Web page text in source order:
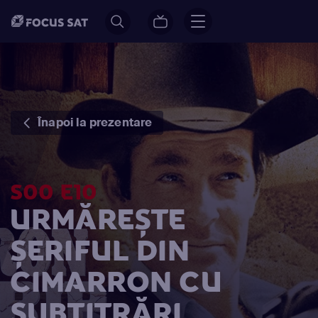
Înapoi la prezentare
S00 E10
URMĂREȘTE
ȘERIFUL DIN
CIMARRON CU